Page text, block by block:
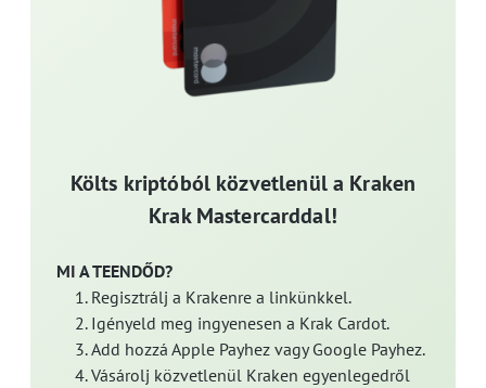
Költs kriptóból közvetlenül a Kraken
Krak Mastercarddal!
MI A TEENDŐD?
Regisztrálj a Krakenre a linkünkkel.
Igényeld meg ingyenesen a Krak Cardot.
Add hozzá Apple Payhez vagy Google Payhez.
Vásárolj közvetlenül Kraken egyenlegedről